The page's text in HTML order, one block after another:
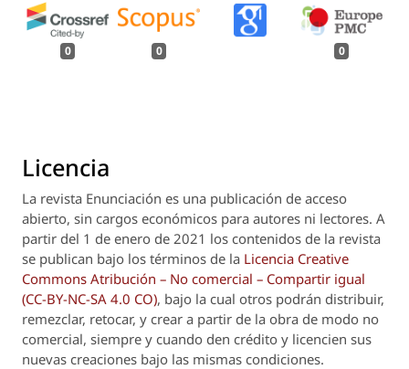
0 0 0
Licencia
La revista Enunciación es una publicación de acceso
abierto, sin cargos económicos para autores ni lectores. A
partir del 1 de enero de 2021 los contenidos de la revista
se publican bajo los términos de la Licencia Creative
Commons Atribución – No comercial – Compartir igual
(CC-BY-NC-SA 4.0 CO), bajo la cual otros podrán distribuir,
remezclar, retocar, y crear a partir de la obra de modo no
comercial, siempre y cuando den crédito y licencien sus
nuevas creaciones bajo las mismas condiciones.